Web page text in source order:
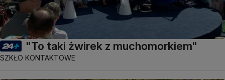
"To taki żwirek z muchomorkiem"
SZKŁO KONTAKTOWE